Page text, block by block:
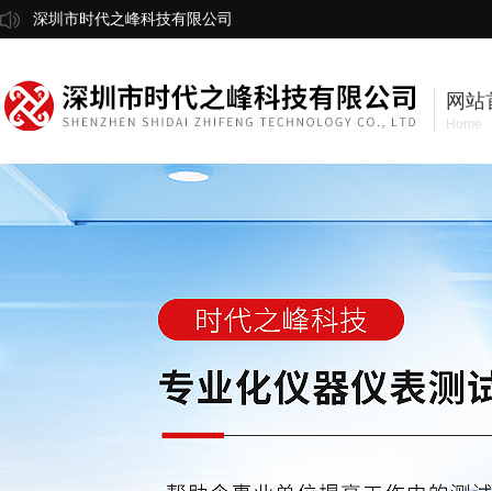
深圳市时代之峰科技有限公司
网站
Home